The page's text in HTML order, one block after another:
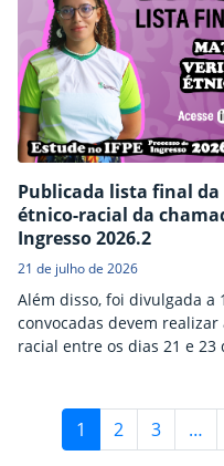
Publicada lista final
étnico-racial da
Ingresso 2026.2
21 de julho de 2026
Além disso, foi divulgada a
convocadas devem
racial entre os dias 21 e
1 2 3 …